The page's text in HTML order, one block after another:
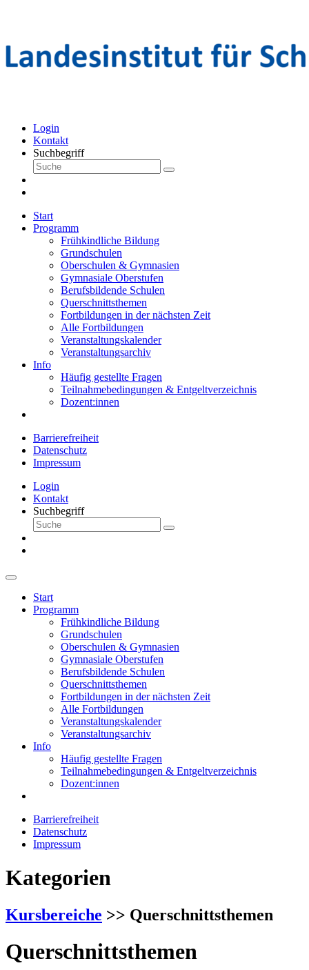
Login
Kontakt
Suchbegriff
Start
Programm
Frühkindliche Bildung
Grundschulen
Oberschulen & Gymnasien
Gymnasiale Oberstufen
Berufsbildende Schulen
Querschnittsthemen
Fortbildungen in der nächsten Zeit
Alle Fortbildungen
Veranstaltungskalender
Veranstaltungsarchiv
Info
Häufig gestellte Fragen
Teilnahmebedingungen & Entgeltverzeichnis
Dozent:innen
Barrierefreiheit
Datenschutz
Impressum
Login
Kontakt
Suchbegriff
Start
Programm
Frühkindliche Bildung
Grundschulen
Oberschulen & Gymnasien
Gymnasiale Oberstufen
Berufsbildende Schulen
Querschnittsthemen
Fortbildungen in der nächsten Zeit
Alle Fortbildungen
Veranstaltungskalender
Veranstaltungsarchiv
Info
Häufig gestellte Fragen
Teilnahmebedingungen & Entgeltverzeichnis
Dozent:innen
Barrierefreiheit
Datenschutz
Impressum
Kategorien
Kursbereiche >> Querschnittsthemen
Querschnittsthemen